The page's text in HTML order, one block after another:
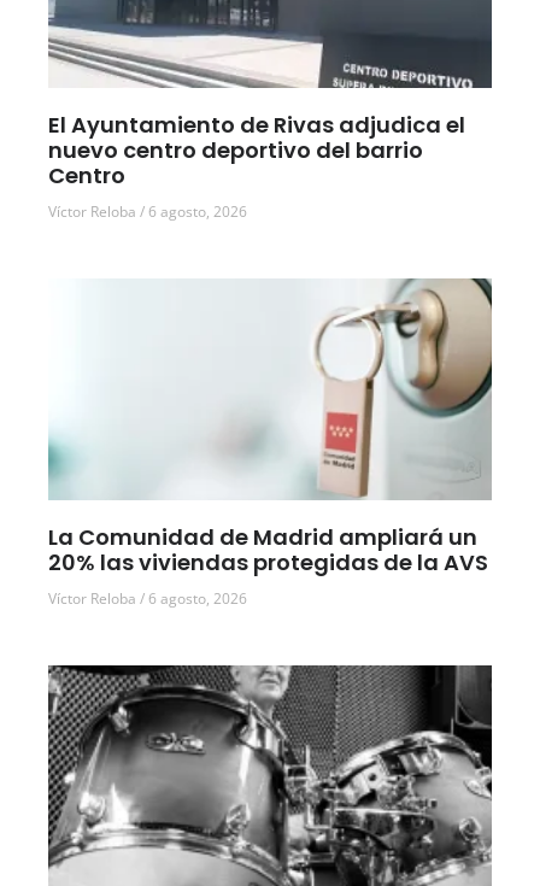
El Ayuntamiento de Rivas adjudica el
nuevo centro deportivo del barrio
Centro
Víctor Reloba 6 agosto, 2026
La Comunidad de Madrid ampliará un
20% las viviendas protegidas de la AVS
Víctor Reloba 6 agosto, 2026